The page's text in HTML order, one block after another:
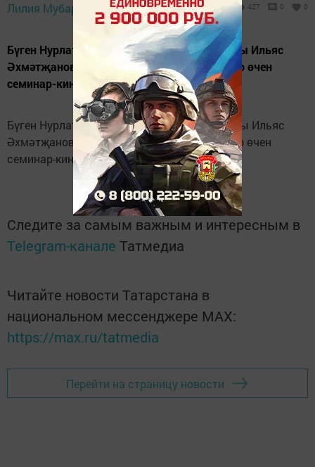
Лилия Мубаракшина, 10:54
427 0 0
Бүген Нурлатта район башлыгы урынбасары Ильяс
Әхмәтҗанов җитәкчелегендә үзмәшгульләр өчен
семинар-киңәшмә үтте.
Бүген Нурлатта район башлыгы урынбасары Ильяс
Әхмәтҗанов җитәкчелегендә үзмәшгульләр өчен
семинар-киңәшмә үтте.
Следите за самым важным и интересным в
Telegram-канале Татмедиа
Читайте новости Татарстана в
национальном мессенджере MАХ:
https://max.ru/tatmedia
Перейти на страницу новости